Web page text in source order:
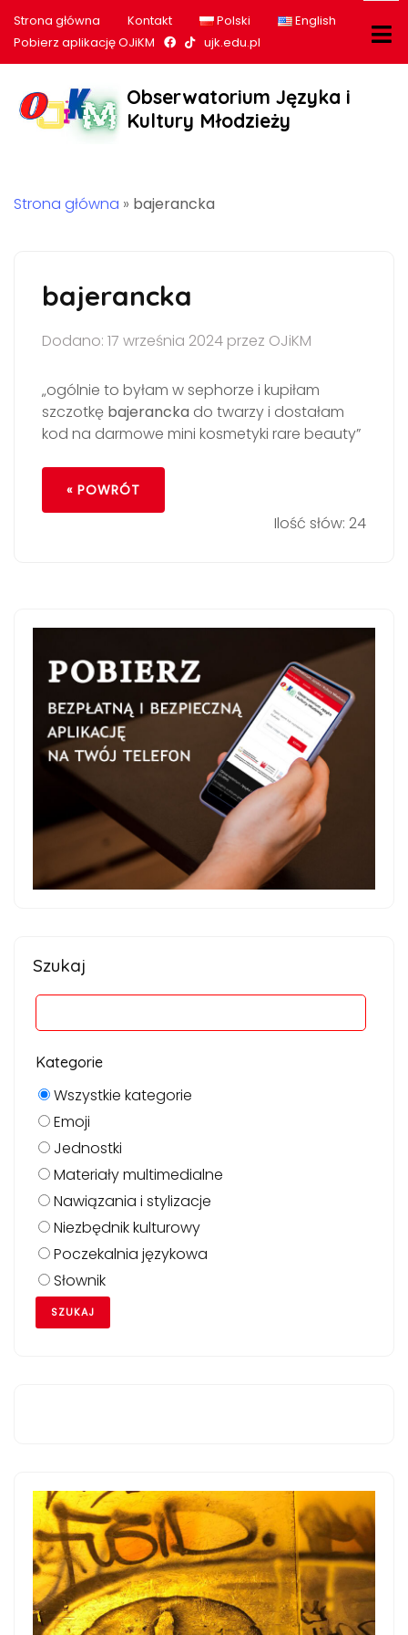
Strona główna Kontakt Polski
English
Pobierz aplikację OJiKM
Nasz profil na Facebook
Nasz profil na tiktok
ujk.edu.pl
Obserwatorium Języka i
Kultury Młodzieży
Strona główna » bajerancka
bajerancka
Dodano: 17 września 2024 przez OJiKM
„ogólnie to byłam w sephorze i kupiłam
szczotkę bajerancka do twarzy i dostałam
kod na darmowe mini kosmetyki rare beauty”
« POWRÓT
Ilość słów: 24
Szukaj
Kategorie
Wszystkie kategorie
Emoji
Jednostki
Materiały multimedialne
Nawiązania i stylizacje
Niezbędnik kulturowy
Poczekalnia językowa
Słownik